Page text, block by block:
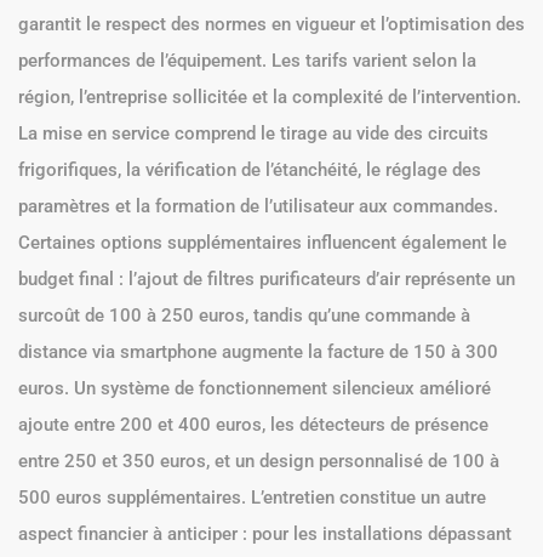
garantit le respect des normes en vigueur et l’optimisation des
performances de l’équipement. Les tarifs varient selon la
région, l’entreprise sollicitée et la complexité de l’intervention.
La mise en service comprend le tirage au vide des circuits
frigorifiques, la vérification de l’étanchéité, le réglage des
paramètres et la formation de l’utilisateur aux commandes.
Certaines options supplémentaires influencent également le
budget final : l’ajout de filtres purificateurs d’air représente un
surcoût de 100 à 250 euros, tandis qu’une commande à
distance via smartphone augmente la facture de 150 à 300
euros. Un système de fonctionnement silencieux amélioré
ajoute entre 200 et 400 euros, les détecteurs de présence
entre 250 et 350 euros, et un design personnalisé de 100 à
500 euros supplémentaires. L’entretien constitue un autre
aspect financier à anticiper : pour les installations dépassant